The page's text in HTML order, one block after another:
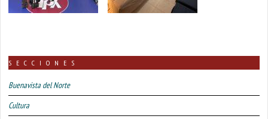
SECCIONES
Buenavista del Norte
Cultura